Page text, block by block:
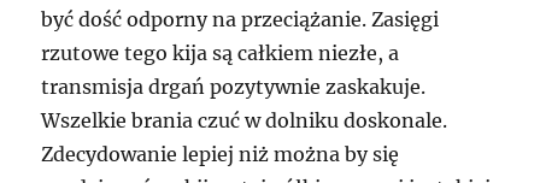
być dość odporny na przeciążanie. Zasięgi
rzutowe tego kija są całkiem niezłe, a
transmisja drgań pozytywnie zaskakuje.
Wszelkie brania czuć w dolniku doskonale.
Zdecydowanie lepiej niż można by się